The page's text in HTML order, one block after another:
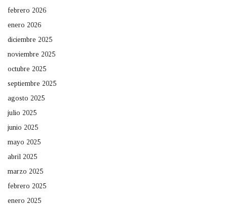
febrero 2026
enero 2026
diciembre 2025
noviembre 2025
octubre 2025
septiembre 2025
agosto 2025
julio 2025
junio 2025
mayo 2025
abril 2025
marzo 2025
febrero 2025
enero 2025